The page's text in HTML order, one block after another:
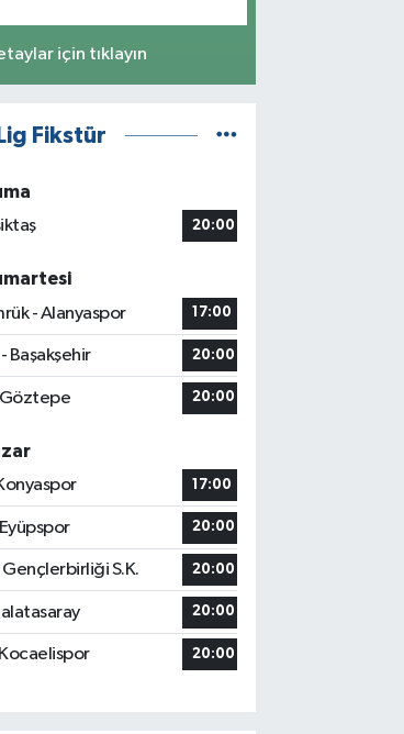
için tıklayın
Fikstür
20:00
- Alanyaspor
17:00
Başakşehir 20:00
Göztepe 20:00
17:00
20:00
S.K. 20:00
20:00
20:00